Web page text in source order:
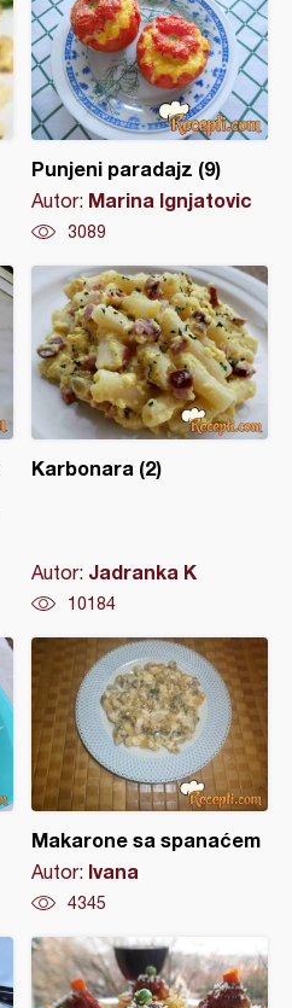
Punjeni paradajz (9)
Autor: Marina Ignjatovic
3089
Karbonara (2)
Autor: Jadranka K
10184
Makarone sa spanaćem
Autor: Ivana
4345